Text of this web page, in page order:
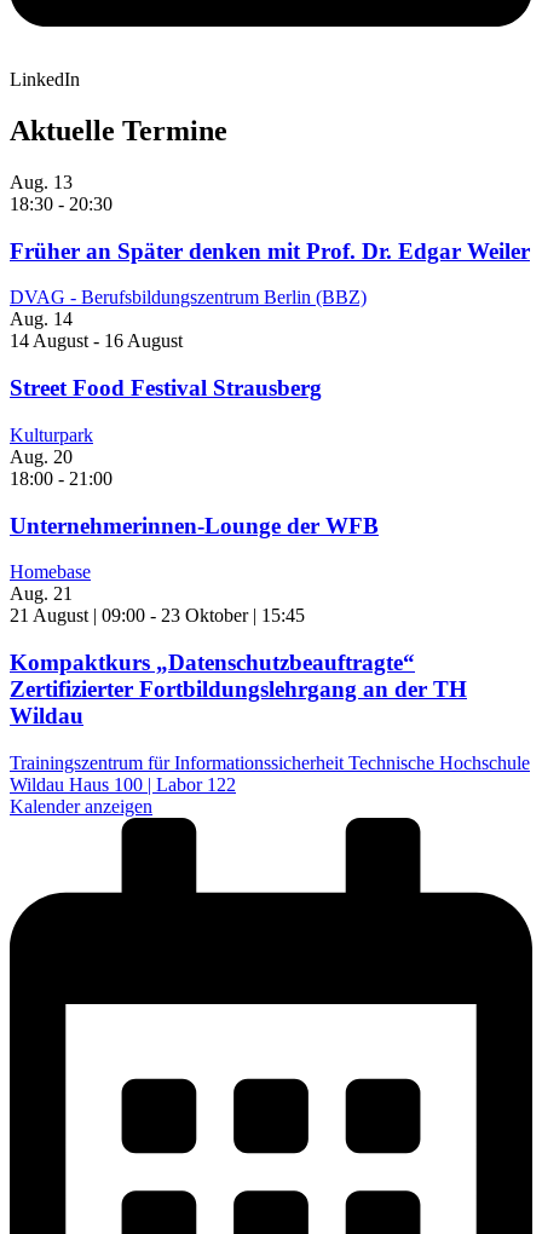
LinkedIn
Aktuelle Termine
Aug. 13
18:30 - 20:30
Früher an Später denken mit Prof. Dr. Edgar Weiler
DVAG - Berufsbildungszentrum Berlin (BBZ)
Aug. 14
14 August - 16 August
Street Food Festival Strausberg
Kulturpark
Aug. 20
18:00 - 21:00
Unternehmerinnen-Lounge der WFB
Homebase
Aug. 21
21 August | 09:00 - 23 Oktober | 15:45
Kompaktkurs „Datenschutzbeauftragte“
Zertifizierter Fortbildungslehrgang an der TH
Wildau
Trainingszentrum für Informationssicherheit Technische Hochschule
Wildau Haus 100 | Labor 122
Kalender anzeigen